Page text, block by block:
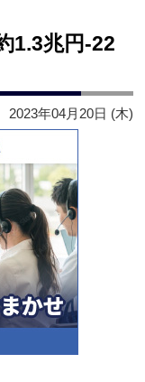
1.3兆円‐22
2023年04月20日 (木)